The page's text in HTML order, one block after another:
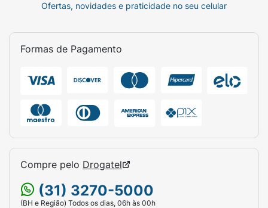
Ofertas, novidades e praticidade no seu celular
Formas de Pagamento
Compre pelo Drogatel
(31) 3270-5000
(BH e Região) Todos os dias, 06h às 00h